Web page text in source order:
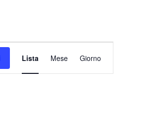
Evento
Viste
Navigazione
Lista Mese Giorno